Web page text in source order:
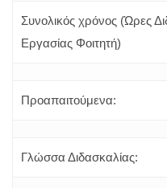
Συνολικός χρόνος (Ώρες
Εργασίας Φοιτητή)
Προαπαιτούμενα:
Γλώσσα Διδασκαλίας: